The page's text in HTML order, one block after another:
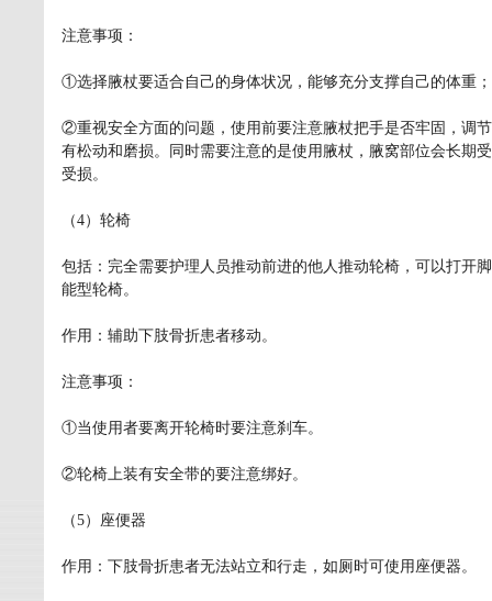
注意事项：
①选择腋杖要适合自己的身体状况，能够充分支撑自己的体重；
②重视安全方面的问题，使用前要注意腋杖把手是否牢固，调
有松动和磨损。同时需要注意的是使用腋杖，腋窝部位会长期
受损。
（4）轮椅
包括：完全需要护理人员推动前进的他人推动轮椅，可以打开
能型轮椅。
作用：辅助下肢骨折患者移动。
注意事项：
①当使用者要离开轮椅时要注意刹车。
②轮椅上装有安全带的要注意绑好。
（5）座便器
作用：下肢骨折患者无法站立和行走，如厕时可使用座便器。